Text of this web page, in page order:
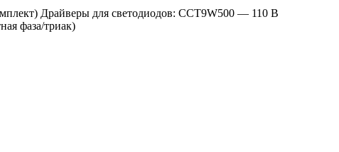
Драйверы для светодиодов: CCT9W500 — 110 В
фаза/триак)